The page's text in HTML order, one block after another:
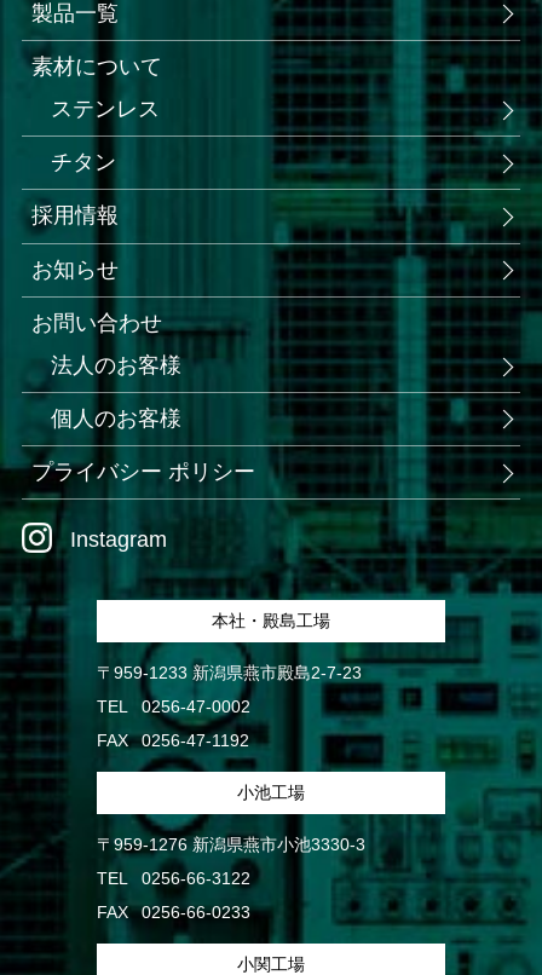
Instagram
製品一覧
素材について
ステンレス
チタン
採用情報
お知らせ
お問い合わせ
法人のお客様
個人のお客様
プライバシー ポリシー
本社・殿島工場
〒959-1233 新潟県燕市殿島2-7-23
TEL
0256-47-0002
FAX
0256-47-1192
小池工場
〒959-1276 新潟県燕市小池3330-3
TEL
0256-66-3122
FAX
0256-66-0233
小関工場